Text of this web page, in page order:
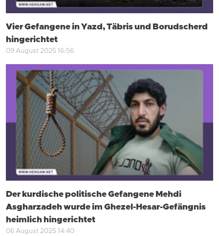
Vier Gefangene in Yazd, Täbris und Borudscherd
hingerichtet
09 August 2025 16:56
Der kurdische politische Gefangene Mehdi
Asgharzadeh wurde im Ghezel-Hesar-Gefängnis
heimlich hingerichtet
06 August 2025 14:40